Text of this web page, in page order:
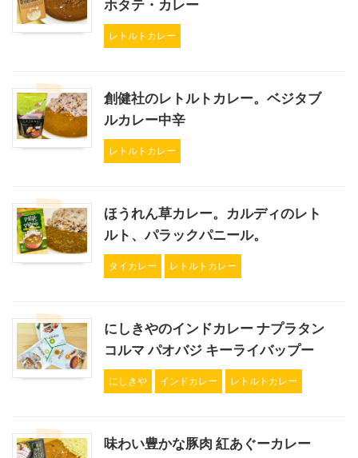
ホタテ・カレー
レトルトカレー
創健社のレトルトカレー。ベジタブ
ルカレー中辛
レトルトカレー
ほうれん草カレー。カルディのレト
ルト、パラックパニール。
タイカレー レトルトカレー
にしきやのインドカレー ナプラタン
コルマ パオバジ キーライバップー
にしきや インドカレー レトルトカレー
味わい豊かな豚肉 紅あぐーカレー